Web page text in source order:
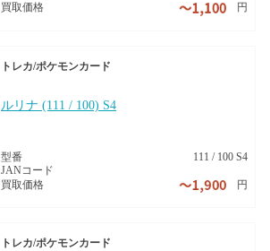
買取価格
円
トレカ/ポケモンカード
ルリナ (111 / 100) S4
型番
111 / 100 S4
JANコード
買取価格
円
トレカ/ポケモンカード